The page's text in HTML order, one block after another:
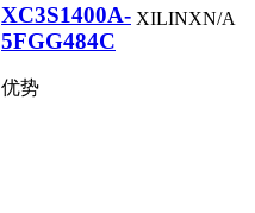
XC3S1400A-
5FGG484C
优势
XILINXN/A